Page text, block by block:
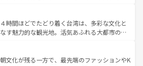
のスタイルだ。 なお、新着のアメリカ
ンツ一覧を参照してほしい。
しの心で訪れる人々を迎えてくれるハワイの
いローカルフードやハワイアンミュージッ
フラダンスなど、すべてがハワイの魅力を彩
てほしい。 なお、新着のハワイ情報
一覧を参照してほしい。
大陸中央部にそびえるウルル（エアーズロッ
ニアの美しい原生林やケアンズの熱帯雨林な
がたくさん。また、カフェやワイン、オージ
ィビティも充実しており、サーフィンやダイ
キングなど、アウトドア好きにはたまらな
時間ほどでたどり着く台湾は、多彩な文化と
す魅力的な観光地。活気あふれる大都市の台
な山岳地帯である台湾東部など、都市の喧騒
さが共存しており、訪れる人に新しい発見と
文化が残る一方で、最先端のファッションやK